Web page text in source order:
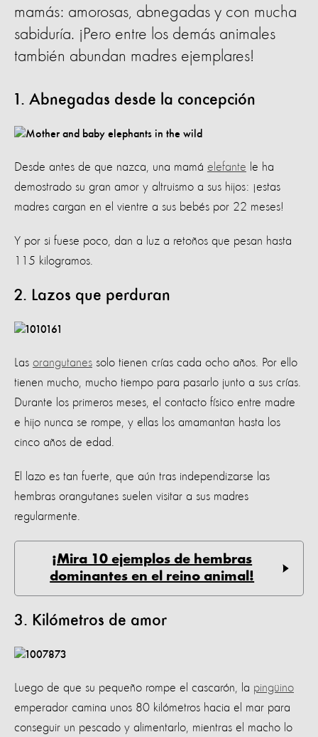
mamás: amorosas, abnegadas y con mucha
sabiduría. ¡Pero entre los demás animales
también abundan madres ejemplares!
1. Abnegadas desde la concepción
Desde antes de que nazca, una mamá elefante le ha
demostrado su gran amor y altruismo a sus hijos: ¡estas
madres cargan en el vientre a sus bebés por 22 meses!
Y por si fuese poco, dan a luz a retoños que pesan hasta
115 kilogramos.
2. Lazos que perduran
Las orangutanes solo tienen crías cada ocho años. Por ello
tienen mucho, mucho tiempo para pasarlo junto a sus crías.
Durante los primeros meses, el contacto físico entre madre
e hijo nunca se rompe, y ellas los amamantan hasta los
cinco años de edad.
El lazo es tan fuerte, que aún tras independizarse las
hembras orangutanes suelen visitar a sus madres
regularmente.
¡Mira 10 ejemplos de hembras
dominantes en el reino animal!
3. Kilómetros de amor
Luego de que su pequeño rompe el cascarón, la pingüino
emperador camina unos 80 kilómetros hacia el mar para
conseguir un pescado y alimentarlo, mientras el macho lo